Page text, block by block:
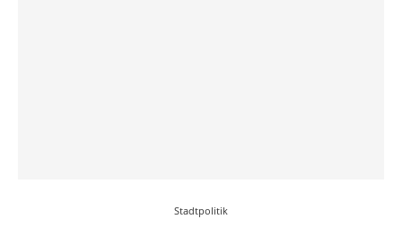
Stadtpolitik